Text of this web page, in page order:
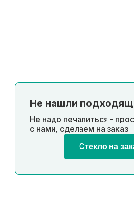
Не нашли
Не надо печалиться -
с нами, сделаем на заказ
Стекло на